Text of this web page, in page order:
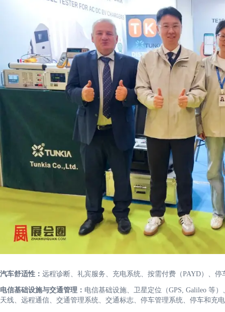
汽车舒适性： 远程诊断、礼宾服务、充电系统、按需付费（PAYD）、
电信基础设施与交通管理： 电信基础设施、卫星定位（GPS, Galileo 等
天线、远程通信、交通管理系统、交通标志、停车管理系统、停车和充